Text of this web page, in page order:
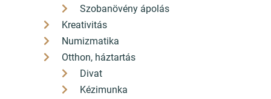
Szobanövény ápolás
Kreativitás
Numizmatika
Otthon, háztartás
Divat
Kézimunka